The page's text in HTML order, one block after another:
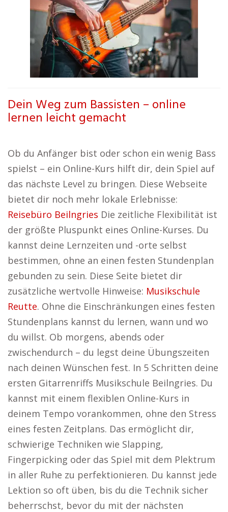
Dein Weg zum Bassisten – online
lernen leicht gemacht
Ob du Anfänger bist oder schon ein wenig Bass
spielst – ein Online-Kurs hilft dir, dein Spiel auf
das nächste Level zu bringen. Diese Webseite
bietet dir noch mehr lokale Erlebnisse:
Reisebüro Beilngries Die zeitliche Flexibilität ist
der größte Pluspunkt eines Online-Kurses. Du
kannst deine Lernzeiten und -orte selbst
bestimmen, ohne an einen festen Stundenplan
gebunden zu sein. Diese Seite bietet dir
zusätzliche wertvolle Hinweise: Musikschule
Reutte. Ohne die Einschränkungen eines festen
Stundenplans kannst du lernen, wann und wo
du willst. Ob morgens, abends oder
zwischendurch – du legst deine Übungszeiten
nach deinen Wünschen fest. In 5 Schritten deine
ersten Gitarrenriffs Musikschule Beilngries. Du
kannst mit einem flexiblen Online-Kurs in
deinem Tempo vorankommen, ohne den Stress
eines festen Zeitplans. Das ermöglicht dir,
schwierige Techniken wie Slapping,
Fingerpicking oder das Spiel mit dem Plektrum
in aller Ruhe zu perfektionieren. Du kannst jede
Lektion so oft üben, bis du die Technik sicher
beherrschst, bevor du mit der nächsten